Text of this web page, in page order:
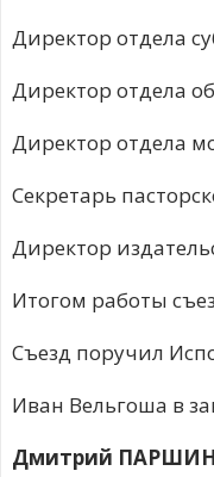
Директор отдела
Директор отдела
Директор отдела
Секретарь
Директор
Итогом работы
Съезд поручил
Иван Вельгоша в
Дмитрий